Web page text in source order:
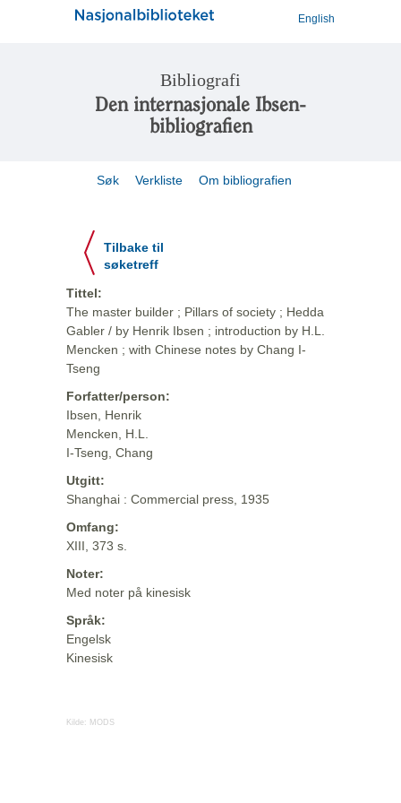
English
Bibliografi
Den internasjonale Ibsen-
bibliografien
Søk Verkliste Om bibliografien
Tilbake til
søketreff
Tittel:
The master builder ; Pillars of society ; Hedda
Gabler / by Henrik Ibsen ; introduction by H.L.
Mencken ; with Chinese notes by Chang I-
Tseng
Forfatter/person:
Ibsen, Henrik
Mencken, H.L.
I-Tseng, Chang
Utgitt:
Shanghai : Commercial press, 1935
Omfang:
XIII, 373 s.
Noter:
Med noter på kinesisk
Språk:
Engelsk
Kinesisk
Kilde: MODS